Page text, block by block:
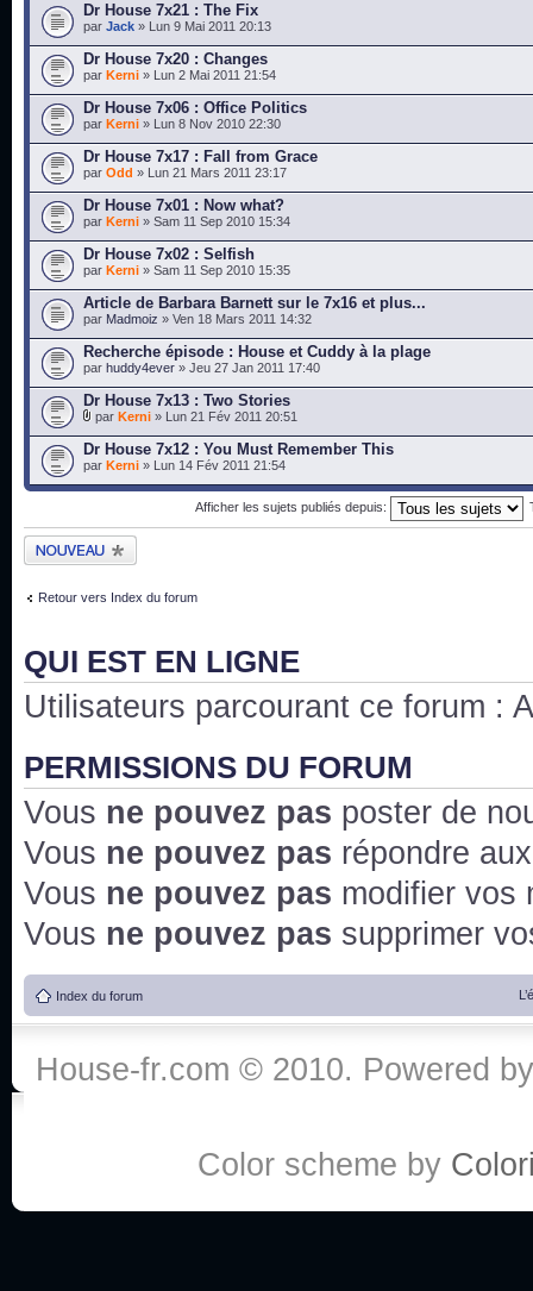
Dr House 7x21 : The Fix
par Jack » Lun 9 Mai 2011 20:13
Dr House 7x20 : Changes
par Kerni » Lun 2 Mai 2011 21:54
Dr House 7x06 : Office Politics
par Kerni » Lun 8 Nov 2010 22:30
Dr House 7x17 : Fall from Grace
par Odd » Lun 21 Mars 2011 23:17
Dr House 7x01 : Now what?
par Kerni » Sam 11 Sep 2010 15:34
Dr House 7x02 : Selfish
par Kerni » Sam 11 Sep 2010 15:35
Article de Barbara Barnett sur le 7x16 et plus...
par Madmoiz » Ven 18 Mars 2011 14:32
Recherche épisode : House et Cuddy à la plage
par huddy4ever » Jeu 27 Jan 2011 17:40
Dr House 7x13 : Two Stories
par Kerni » Lun 21 Fév 2011 20:51
Dr House 7x12 : You Must Remember This
par Kerni » Lun 14 Fév 2011 21:54
Afficher les sujets publiés depuis:
Publier un nouveau
sujet
Retour vers Index du forum
QUI EST EN LIGNE
Utilisateurs parcourant ce forum :
PERMISSIONS DU FORUM
Vous ne pouvez pas poster de
Vous ne pouvez pas répondre
Vous ne pouvez pas modifier vos
Vous ne pouvez pas supprimer
Index du forum
House-fr.com © 2010. Powered
Color scheme by